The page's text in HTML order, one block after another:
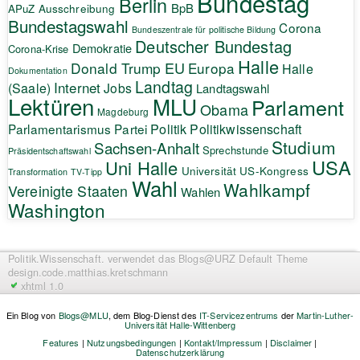
APuZ Ausschreibung BpB
Bundestagswahl Bundeszentrale für politische Bildung Corona
Corona-Krise Demokratie Deutscher Bundestag
Dokumentation Donald Trump EU Europa Halle Halle
(Saale) InternetJobs Landtag Landtagswahl
Lektüren Magdeburg MLU Obama Parlament
Parlamentarismus Partei Politik Politikwissenschaft
Präsidentschaftswahl Sachsen-Anhalt Sprechstunde Studium
Transformation TV-Tipp Uni Halle Universität US-Kongress USA
Vereinigte Staaten Wahl Wahlen Wahlkampf
Washington
Politik.Wissenschaft. verwendet das Blogs@URZ Default Theme
design.code.matthias.kretschmann
xhtml 1.0
Ein Blog von Blogs@MLU, dem Blog-Dienst des IT-Servicezentrums derMartin-Luther-
Universität Halle-Wittenberg
Features | Nutzungsbedingungen |Kontakt/Impressum | Disclaimer |
Datenschutzerklärung